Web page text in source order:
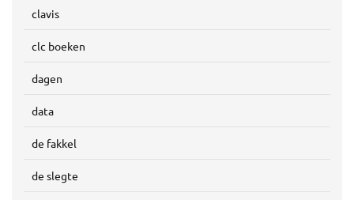
clavis
clc boeken
dagen
data
de fakkel
de slegte